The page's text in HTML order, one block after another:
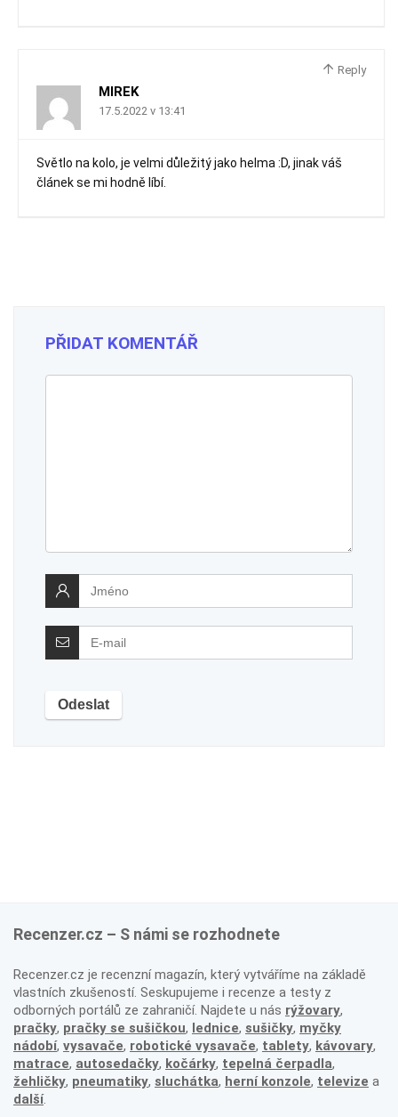
Reply
MIREK
17.5.2022 v 13:41
Světlo na kolo, je velmi důležitý jako helma :D, jinak váš
článek se mi hodně líbí.
PŘIDAT KOMENTÁŘ
Recenzer.cz – S námi se rozhodnete
Recenzer.cz je recenzní magazín, který vytváříme na základě
vlastních zkušeností. Seskupujeme i recenze a testy z
odborných portálů ze zahraničí. Najdete u nás rýžovary,
pračky, pračky se sušičkou, lednice, sušičky, myčky
nádobí, vysavače, robotické vysavače, tablety, kávovary,
matrace, autosedačky, kočárky, tepelná čerpadla,
žehličky, pneumatiky, sluchátka, herní konzole, televize a
další.